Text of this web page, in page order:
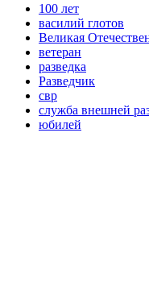
100 лет
василий глотов
Великая
ветеран
разведка
Разведчик
свр
служба внешней
юбилей